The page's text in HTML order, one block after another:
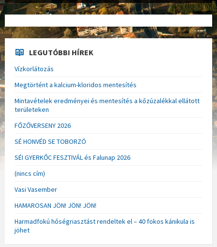
LEGUTÓBBI HÍREK
Vízkorlátozás
Megtörtént a kalcium-kloridos mentesítés
Mintavételek eredményei és mentesítés a kőzúzalékkal ellátott
területeken
FŐZŐVERSENY 2026
SÉ HONVÉD SE TOBORZÓ
SÉI GYERKŐC FESZTIVÁL és Falunap 2026
(nincs cím)
Vasi Vasember
HAMAROSAN JÖN! JÖN! JÖN!
Harmadfokú hőségriasztást rendeltek el – 40 fokos kánikula is
jöhet